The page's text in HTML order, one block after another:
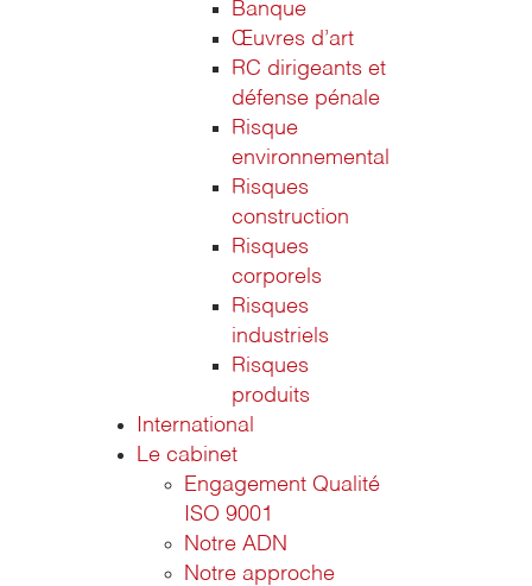
Banque
Œuvres d’art
RC dirigeants et
défense pénale
Risque
environnemental
Risques
construction
Risques
corporels
Risques
industriels
Risques
produits
International
Le cabinet
Engagement Qualité
ISO 9001
Notre ADN
Notre approche